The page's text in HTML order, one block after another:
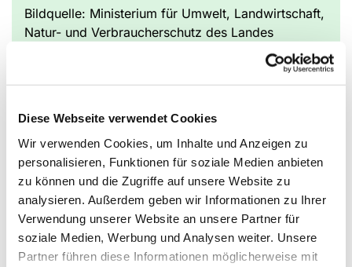
Diese Webseite verwendet Cookies
Wir verwenden Cookies, um Inhalte und Anzeigen zu
personalisieren, Funktionen für soziale Medien anbieten
zu können und die Zugriffe auf unsere Website zu
analysieren. Außerdem geben wir Informationen zu Ihrer
Verwendung unserer Website an unsere Partner für
soziale Medien, Werbung und Analysen weiter. Unsere
Partner führen diese Informationen möglicherweise mit
Bildquelle: Ministerium für Umwelt, Landwirtschaft,
Natur- und Verbraucherschutz des Landes